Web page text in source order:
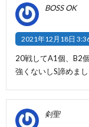
BOSS OK
2021年12月18日
20戦してA1個、B2
強くないしS諦めま
剣聖